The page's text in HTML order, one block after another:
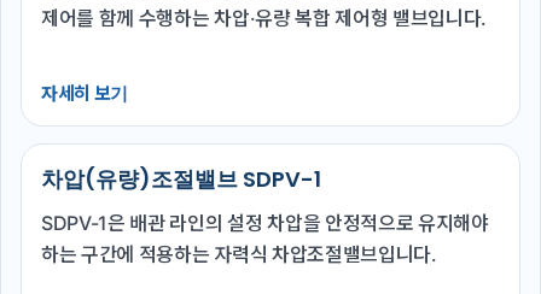
제어를 함께 수행하는 차압·유량 복합 제어형 밸브입니다.
자세히 보기
차압(유량)조절밸브 SDPV-1
SDPV-1은 배관 라인의 설정 차압을 안정적으로 유지해야
하는 구간에 적용하는 자력식 차압조절밸브입니다.